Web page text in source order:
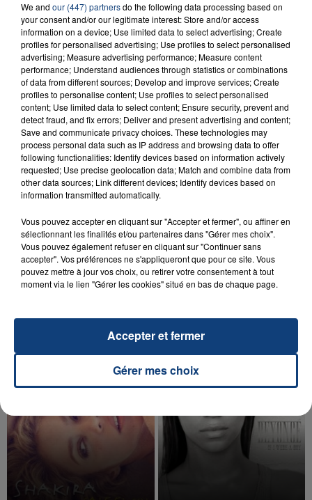
23 juillet 2026
INCENDIE MORTEL À LENS : UNE FEMME ET
SON BÉBÉ ENTRE LA VIE ET LA...
Un homme s'est immolé par le feu après avoir
aspergé sa compagne et leur bébé de trois mois
d'un liquide inflammable.
20 juillet 2026
UNE ADOLESCENTE DEVANT SE FAIRE
OPÉRER DE LA CHEVILLE RESSORT DE LA...
TITRES DIFFUSÉS
22h02
22h02 21h59
21h59
We and our (447) partnersdo the following data processing based on
your consent and/or our legitimate interest: Store and/or access
information on a device; Use limited data to select advertising; Create
profiles for personalised advertising; Use profiles to select personalised
advertising; Measure advertising performance; Measure content
performance; Understand audiences through statistics or combinations
of data from different sources; Develop and improve services; Create
profiles to personalise content; Use profiles to select personalised
content; Use limited data to select content; Ensure security, prevent and
detect fraud, and fix errors; Deliver and present advertising and content;
Save and communicate privacy choices. These technologies may
process personal data such as IP address and browsing data to offer
following functionalities: Identify devices based on information actively
requested; Use precise geolocation data; Match and combine data from
other data sources; Link different devices; Identify devices based on
information transmitted automatically.
Vous pouvez accepter en cliquant sur "Accepter et fermer", ou affiner en
sélectionnant les finalités et/ou partenaires dans "Gérer mes choix".
Vous pouvez également refuser en cliquant sur "Continuer sans
accepter". Vos préférences ne s'appliqueront que pour ce site. Vous
pouvez mettre à jour vos choix, ou retirer votre consentement à tout
moment via le lien "Gérer les cookies" situé en bas de chaque page.
Gérer mes choix
Accepter et fermer